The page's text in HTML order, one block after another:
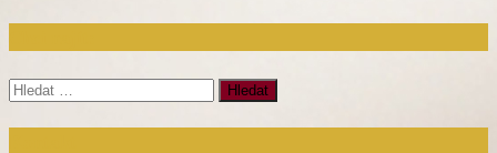
Vyhledávání